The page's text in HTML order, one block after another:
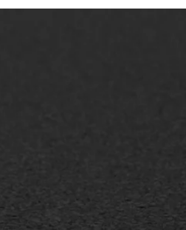
Inschrijven nieuwsbrief